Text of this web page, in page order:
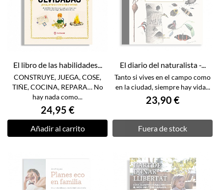
El libro de las habilidades...
CONSTRUYE, JUEGA, COSE,
TIÑE, COCINA, REPARA… No
hay nada como...
24,95 €
Añadir al carrito
El diario del naturalista -...
Tanto si vives en el campo como
en la ciudad, siempre hay vida...
23,90 €
Fuera de stock